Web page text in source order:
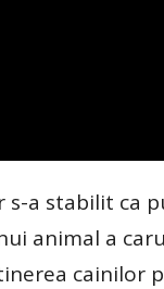
a stabilit ca
animal a
cainilor